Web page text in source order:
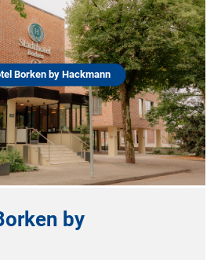
Borken by Hackmann
by